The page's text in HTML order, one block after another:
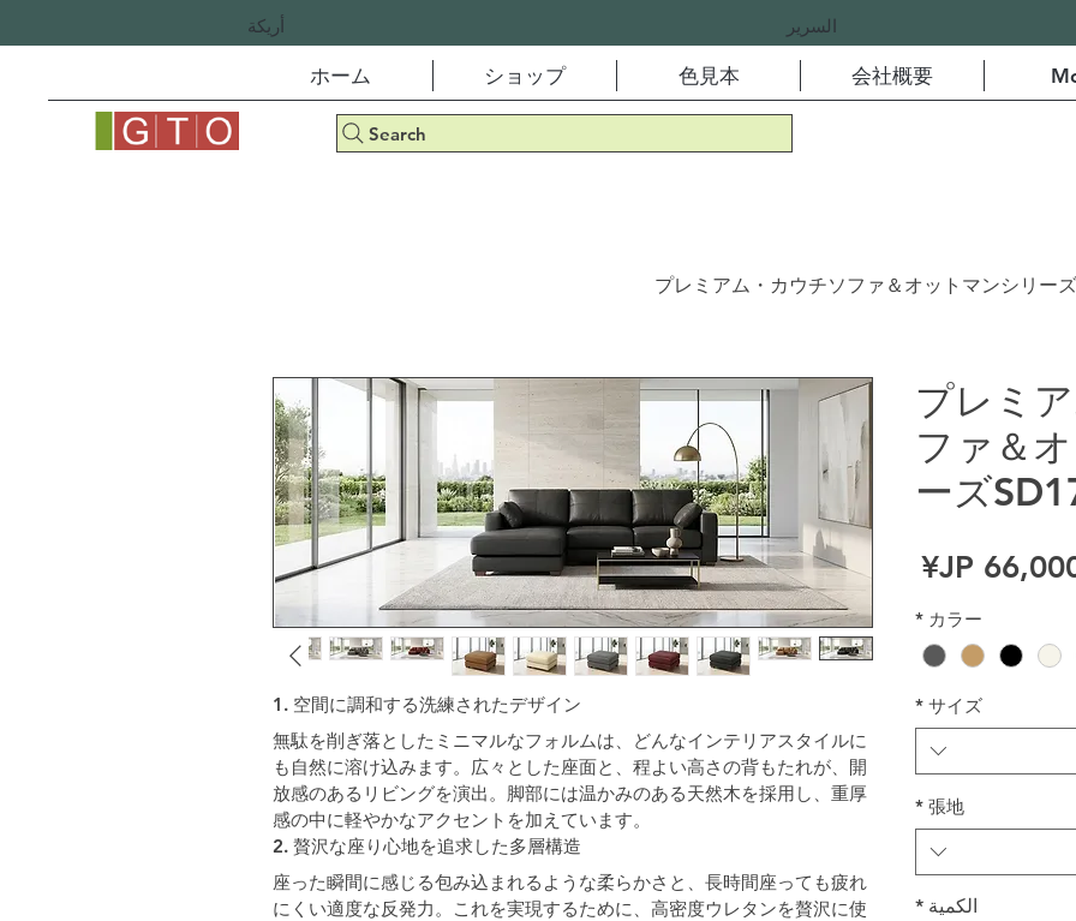
أريكة السرير
ホーム ショップ 色見本 会社概要
Search
プレミアム・カウチソファ＆オットマンシリー
1. 空間に調和する洗練されたデザイン
無駄を削ぎ落としたミニマルなフォルムは、どんなインテリアスタイルに
も自然に溶け込みます。広々とした座面と、程よい高さの背もたれが、開
放感のあるリビングを演出。脚部には温かみのある天然木を採用し、重厚
感の中に軽やかなアクセントを加えています。
2. 贅沢な座り心地を追求した多層構造
座った瞬間に感じる包み込まれるような柔らかさと、長時間座っても疲れ
にくい適度な反発力。これを実現するために、高密度ウレタンを贅沢に使
プレミ
ファ＆
ーズ
السعر
カラー
*
サイズ
*
張地
*
الكمية *